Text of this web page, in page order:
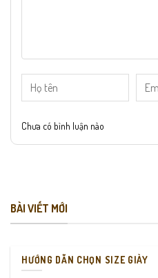
Chưa có bình luận nào
BÀI VIẾT MỚI
HƯỚNG DẪN CHỌN SIZE GIÀY